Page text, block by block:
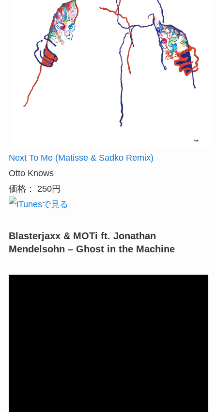
Next To Me (Matisse & Sadko Remix)
Otto Knows
価格： 250円
Blasterjaxx & MOTi ft. Jonathan
Mendelsohn – Ghost in the Machine